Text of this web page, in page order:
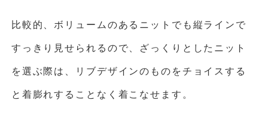
比較的、ボリュームのあるニットでも縦ラインで
すっきり見せられるので、ざっくりとしたニット
を選ぶ際は、リブデザインのものをチョイスする
と着膨れすることなく着こなせます。